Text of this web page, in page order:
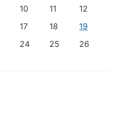
10 11
12
17 18
19
24 25
26